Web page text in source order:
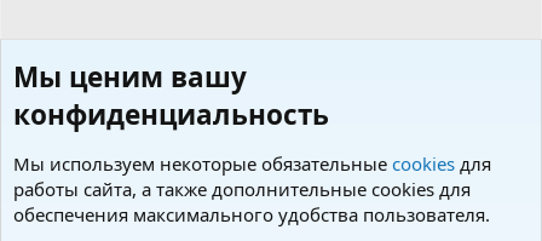
Теги
Мы ценим вашу
конфиденциальность
Мы используем некоторые обязательные cookies для
работы сайта, а также дополнительные cookies для
обеспечения максимального удобства пользователя.